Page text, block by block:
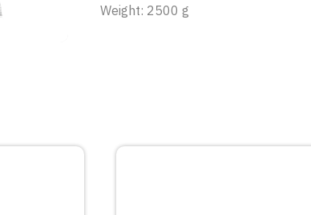
Weight: 2500 g